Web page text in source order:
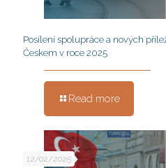
Posílení spolupráce a nových
Českem v roce 2025
Read more
12/02/2025